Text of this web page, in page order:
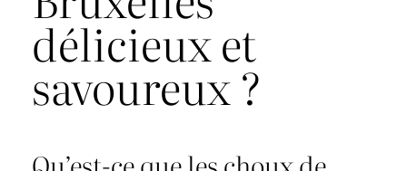
délicieux et
savoureux ?